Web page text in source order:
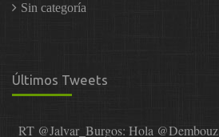
Sin categoría
Últimos Tweets
RT @Jalvar_Burgos: Hola @Dembouz